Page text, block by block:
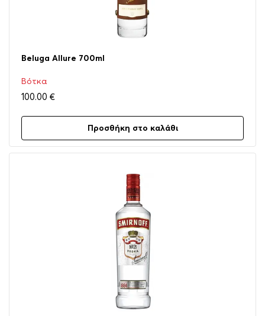
Beluga Allure 700ml
Βότκα
100.00 €
Προσθήκη στο καλάθι